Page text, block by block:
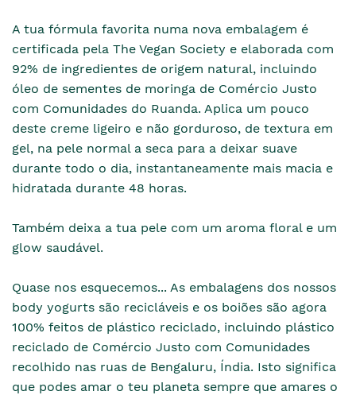
A tua fórmula favorita numa nova embalagem é
certificada pela The Vegan Society e elaborada com
92% de ingredientes de origem natural, incluindo
óleo de sementes de moringa de Comércio Justo
com Comunidades do Ruanda. Aplica um pouco
deste creme ligeiro e não gorduroso, de textura em
gel, na pele normal a seca para a deixar suave
durante todo o dia, instantaneamente mais macia e
hidratada durante 48 horas.
Também deixa a tua pele com um aroma floral e um
glow saudável.
Quase nos esquecemos... As embalagens dos nossos
body yogurts são recicláveis e os boiões são agora
100% feitos de plástico reciclado, incluindo plástico
reciclado de Comércio Justo com Comunidades
recolhido nas ruas de Bengaluru, Índia. Isto significa
que podes amar o teu planeta sempre que amares o